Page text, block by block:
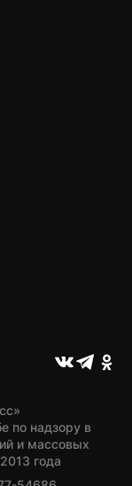
по надзору в
и массовых
года